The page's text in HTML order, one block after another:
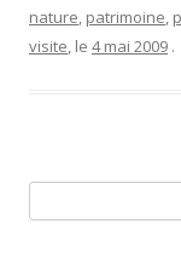
nature, patrimoine,
visite, le 4 mai 2009 .